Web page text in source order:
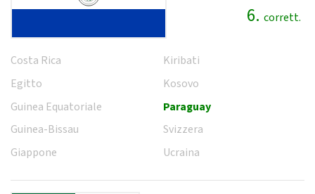
6. corrett.
Costa Rica
Egitto
Guinea Equatoriale
Guinea-Bissau
Giappone
Kiribati
Kosovo
Paraguay
Svizzera
Ucraina